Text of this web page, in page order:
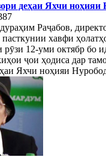
деҳаи Яхчи ноҳияи
Раҷабов,
хавфи
рӯзи 12-уми октябр бо
ҷои ҳодиса дар
Яхчи ноҳияи